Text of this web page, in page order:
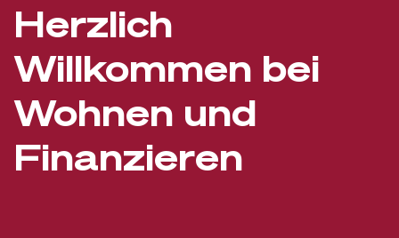
Herzlich
Willkommen bei
Wohnen und
Finanzieren